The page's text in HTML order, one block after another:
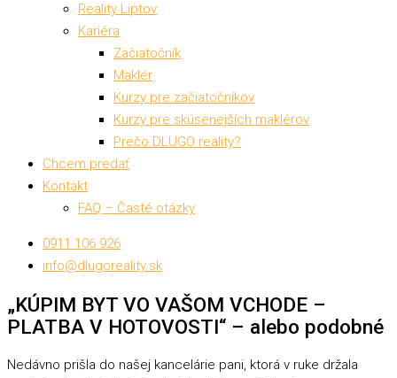
Reality Liptov
Kariéra
Začiatočník
Maklér
Kurzy pre začiatočníkov
Kurzy pre skúsenejších maklérov
Prečo DLUGO reality?
Chcem predať
Kontakt
FAQ – Časté otázky
0911 106 926
info@dlugoreality.sk
„KÚPIM BYT VO VAŠOM VCHODE –
PLATBA V HOTOVOSTI“ – alebo podobné
Nedávno prišla do našej kancelárie pani, ktorá v ruke držala